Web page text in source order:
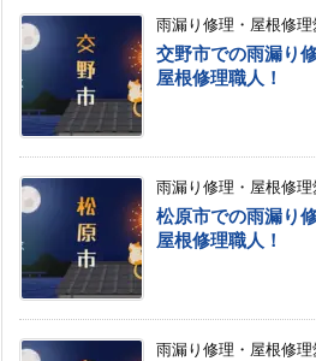
雨漏り修理・屋根修理
交野市での雨漏り
屋根修理職人！
雨漏り修理・屋根修理
松原市での雨漏り
屋根修理職人！
雨漏り修理・屋根修理